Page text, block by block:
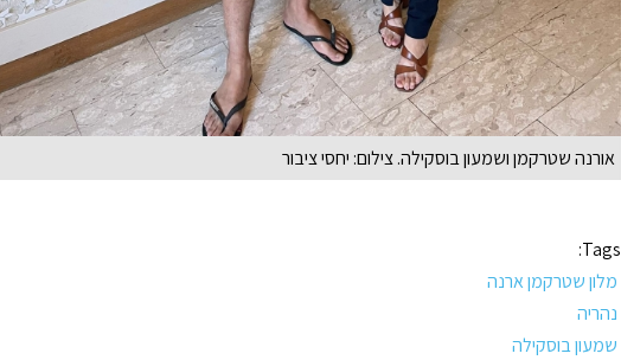
אורנה שטרקמן ושמעון בוסקילה. צילום: יחסי ציבור
Tags:
מלון שטרקמן ארנה
נהריה
שמעון בוסקילה